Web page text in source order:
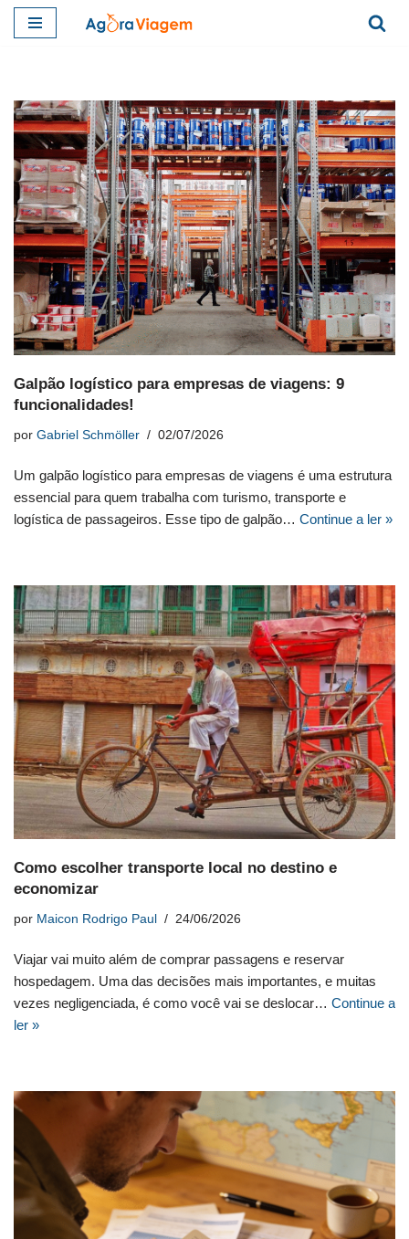
conteúdo
Galpão logístico para empresas de viagens: 9
funcionalidades!
por Gabriel Schmöller 02/07/2026
Um galpão logístico para empresas de viagens é uma estrutura
essencial para quem trabalha com turismo, transporte e
logística de passageiros. Esse tipo de galpão… Continue a ler »
Como escolher transporte local no destino e
economizar
por Maicon Rodrigo Paul 24/06/2026
Viajar vai muito além de comprar passagens e reservar
hospedagem. Uma das decisões mais importantes, e muitas
vezes negligenciada, é como você vai se deslocar… Continue a
ler »